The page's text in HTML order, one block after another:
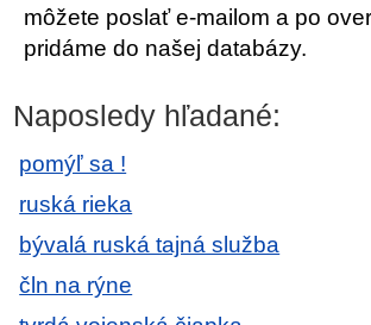
môžete poslať e-mailom a po
pridáme do našej databázy.
Naposledy hľadané:
pomýľ sa !
ruská rieka
bývalá ruská tajná služba
čln na rýne